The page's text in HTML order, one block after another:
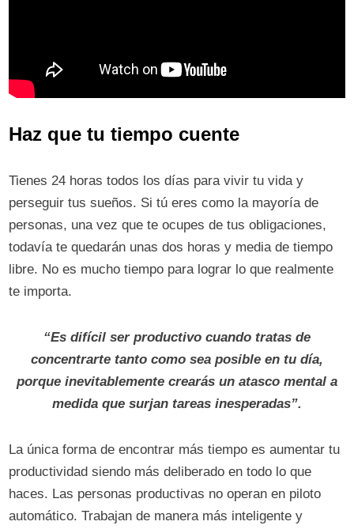
Haz que tu tiempo cuente
Tienes 24 horas todos los días para vivir tu vida y
perseguir tus sueños. Si tú eres como la mayoría de
personas, una vez que te ocupes de tus obligaciones,
todavía te quedarán unas dos horas y media de tiempo
libre. No es mucho tiempo para lograr lo que realmente
te importa.
“Es difícil ser productivo cuando tratas de
concentrarte tanto como sea posible en tu día,
porque inevitablemente crearás un atasco mental a
medida que surjan tareas inesperadas”.
La única forma de encontrar más tiempo es aumentar tu
productividad siendo más deliberado en todo lo que
haces. Las personas productivas no operan en piloto
automático. Trabajan de manera más inteligente y